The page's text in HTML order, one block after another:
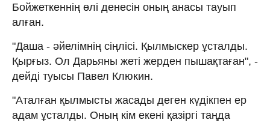
Бойжеткеннің өлі денесін оның анасы тауып
алған.
"Даша - әйелімнің сіңлісі. Қылмыскер ұсталды.
Қырғыз. Ол Дарьяны жеті жерден пышақтаған", -
дейді туысы Павел Клюкин.
"Аталған қылмысты жасады деген күдікпен ер
адам ұсталды. Оның кім екені қазіргі таңда